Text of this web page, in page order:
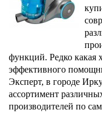
функций. Редко какая
эффективного
Эксперт, в городе
ассортимент
производителей по